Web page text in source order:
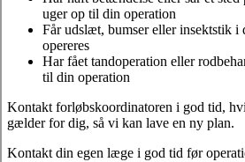
uger op til din operation
Får udslæt, bumser eller insektstik i
opereres
Har fået tandoperation eller
til din operation
Kontakt forløbskoordinatoren i god tid,
gælder for dig, så vi kan lave en ny plan.
Kontakt din egen læge i god tid før